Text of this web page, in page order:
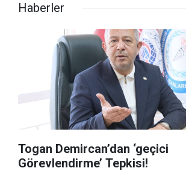
Haberler
Togan Demircan’dan ‘geçici
Görevlendirme’ Tepkisi!